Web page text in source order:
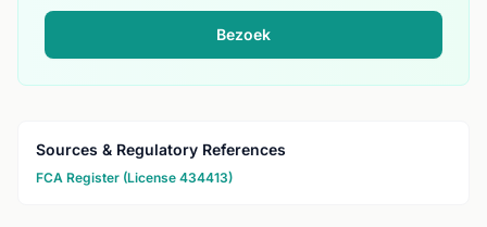
Bezoek
Sources & Regulatory References
FCA Register (License 434413)